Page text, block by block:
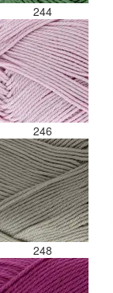
244
246
248